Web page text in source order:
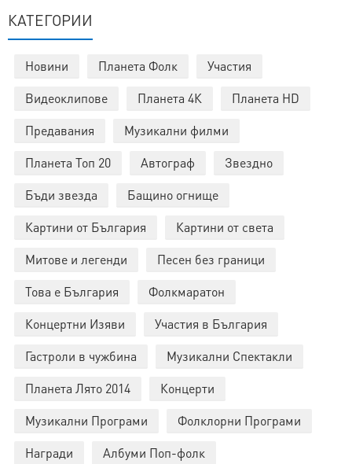
КАТЕГОРИИ
Новини Планета Фолк
Участия
Видеоклипове
Планета 4К
Планета HD
Предавания
Музикални филми
Планета Топ 20
Автограф
Звездно
Бъди звезда
Бащино огнище
Картини от България
Картини от света
Митове и легенди
Песен без граници
Това е България
Фолкмаратон
Концертни Изяви
Участия в България
Гастроли в чужбина
Музикални Спектакли
Планета Лято 2014
Концерти
Музикални Програми
Фолклорни Програми
Награди
Албуми Поп-фолк